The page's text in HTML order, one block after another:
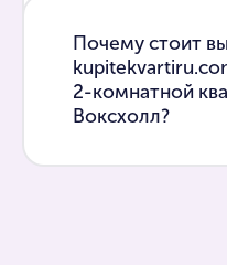
Почему стоит
2-комнатной
Воксхолл?